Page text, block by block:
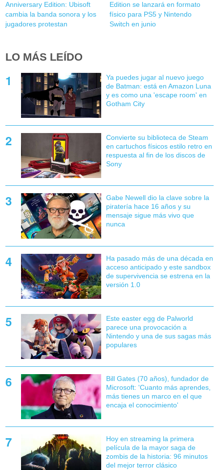
Anniversary Edition: Ubisoft
cambia la banda sonora y los
jugadores protestan
Edition se lanzará en formato
físico para PS5 y Nintendo
Switch en junio
LO MÁS LEÍDO
Ya puedes jugar al nuevo juego
de Batman: está en Amazon Luna
y es como una 'escape room' en
Gotham City
Convierte su biblioteca de Steam
en cartuchos físicos estilo retro en
respuesta al fin de los discos de
Sony
Gabe Newell dio la clave sobre la
piratería hace 16 años y su
mensaje sigue más vivo que
nunca
Ha pasado más de una década en
acceso anticipado y este sandbox
de supervivencia se estrena en la
versión 1.0
Este easter egg de Palworld
parece una provocación a
Nintendo y una de sus sagas más
populares
Bill Gates (70 años), fundador de
Microsoft: 'Cuanto más aprendes,
más tienes un marco en el que
encaja el conocimiento'
Hoy en streaming la primera
película de la mayor saga de
zombis de la historia: 96 minutos
del mejor terror clásico